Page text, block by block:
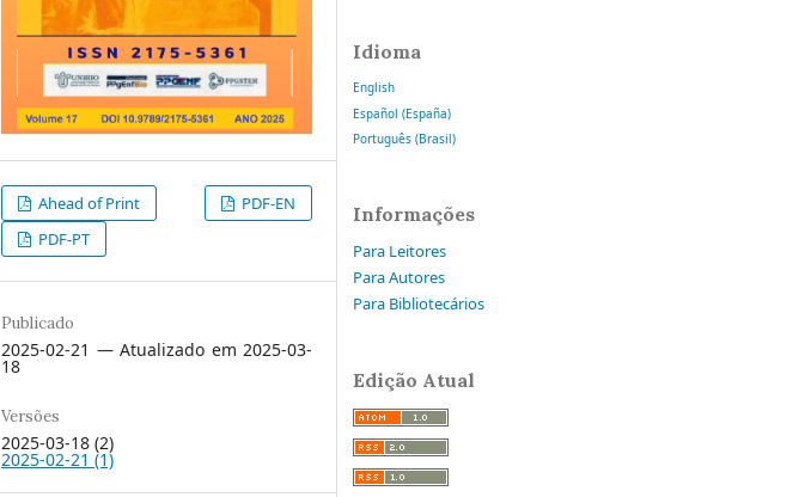
Ahead of Print
PDF-EN
PDF-PT
Publicado
2025-02-21 — Atualizado em 2025-03-
18
Versões
2025-03-18 (2)
2025-02-21 (1)
Idioma
English
Español (España)
Português (Brasil)
Informações
Para Leitores
Para Autores
Para Bibliotecários
Edição Atual